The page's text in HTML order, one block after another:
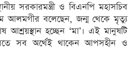
সরকারমন্ত্রী ও বিএনপি মহাসচিব
আলমগীর বলেছেন, জন্ম থেকে মৃত্যু
আশ্রয়স্থান হচ্ছেন ‘মা’। এই মানুষটি
সব অর্থেই থাকেন আপসহীন ও